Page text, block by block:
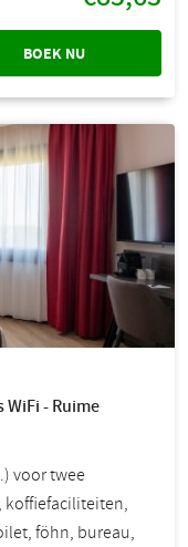
BOEK NU
- Ruime
voor twee
koffiefaciliteiten,
föhn, bureau,